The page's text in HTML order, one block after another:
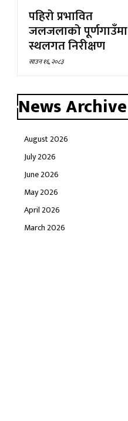
पहिरो प्रभावित
जलजलाको पूर्णगाउँमा
स्थलगत निरीक्षण
साउन १६, २०८३
News Archive
August 2026
July 2026
June 2026
May 2026
April 2026
March 2026